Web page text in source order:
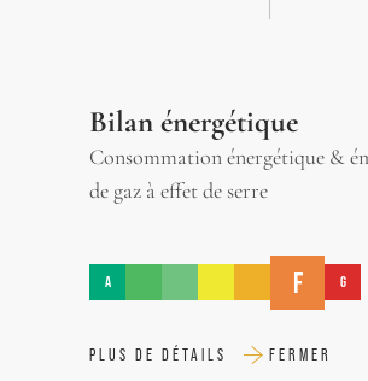
Bilan énergétique
Consommation énergétique &
de gaz à effet de serre
A F G
PLUS DE DÉTAILS FERMER